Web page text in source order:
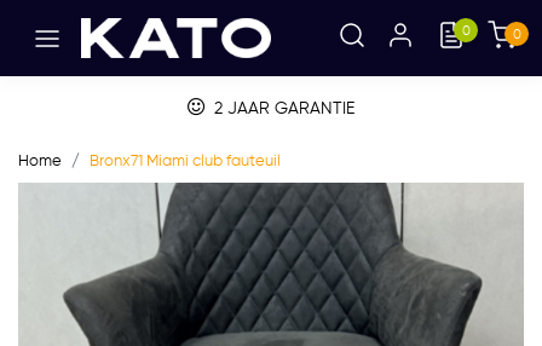
0 0
2 JAAR GARANTIE
Home Bronx71 Miami club fauteuil